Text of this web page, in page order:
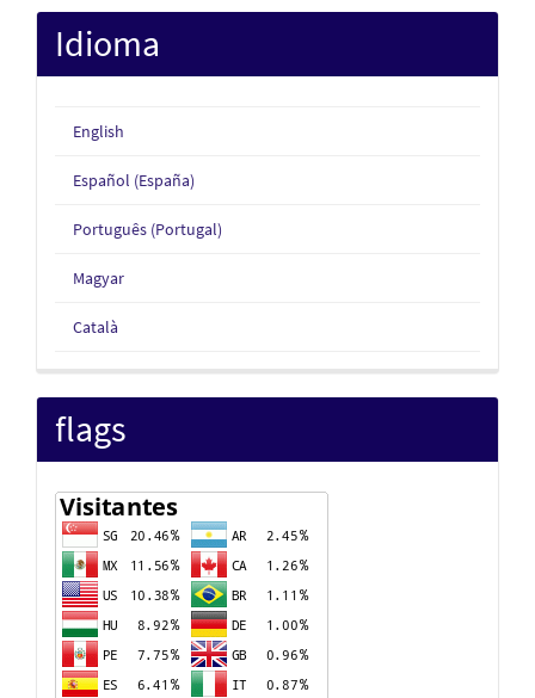
Idioma
English
Español (España)
Português (Portugal)
Magyar
Català
flags